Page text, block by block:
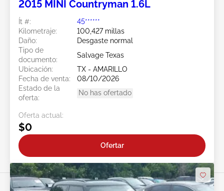
2015 MINI Countryman 1.6L
Ít #:
45******
Kilometraje:
100,427 millas
Daño:
Desgaste normal
Tipo de
documento:
Salvage Texas
Ubicación:
TX - AMARILLO
Fecha de venta:
08/10/2026
Estado de la
oferta:
No has ofertado
Oferta actual:
$0
Ofertar